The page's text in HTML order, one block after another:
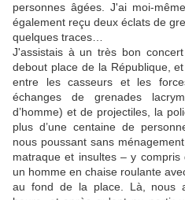
personnes âgées. J'ai moi-
également reçu deux éclats de
quelques traces…
J'assistais à un très bon
debout place de la République,
entre les casseurs et les
échanges de grenades
d’homme) et de projectiles, la
plus d’une centaine de
nous poussant sans
matraque et insultes – y
un homme en chaise roulante
au fond de la place. Là, nous